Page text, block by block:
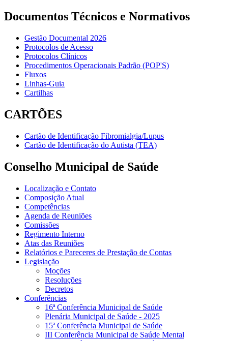
Documentos Técnicos e Normativos
Gestão Documental 2026
Protocolos de Acesso
Protocolos Clínicos
Procedimentos Operacionais Padrão (POP'S)
Fluxos
Linhas-Guia
Cartilhas
CARTÕES
Cartão de Identificação Fibromialgia/Lupus
Cartão de Identificação do Autista (TEA)
Conselho Municipal de Saúde
Localização e Contato
Composição Atual
Competências
Agenda de Reuniões
Comissões
Regimento Interno
Atas das Reuniões
Relatórios e Pareceres de Prestação de Contas
Legislação
Moções
Resoluções
Decretos
Conferências
16ª Conferência Municipal de Saúde
Plenária Municipal de Saúde - 2025
15ª Conferência Municipal de Saúde
III Conferência Municipal de Saúde Mental